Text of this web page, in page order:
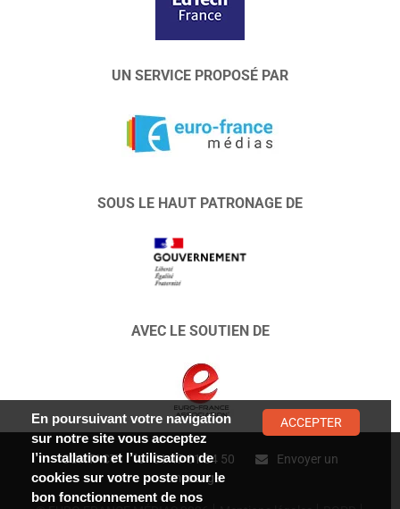
UN SERVICE PROPOSÉ PAR
SOUS LE HAUT PATRONAGE DE
AVEC LE SOUTIEN DE
CONTACT : 01 47 01 34 50
Envoyer un
message
En poursuivant votre navigation
sur notre site vous acceptez
l’installation et l’utilisation de
cookies sur votre poste pour le
bon fonctionnement de nos
ACCEPTER